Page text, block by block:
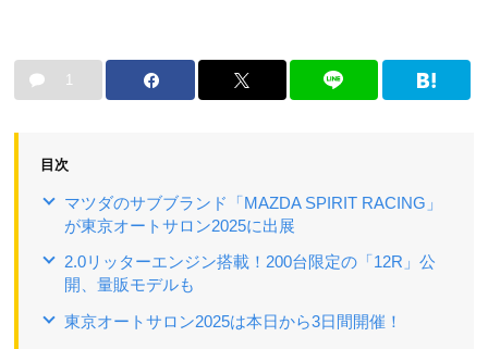
1
目次
マツダのサブブランド「MAZDA SPIRIT RACING」
が東京オートサロン2025に出展
2.0リッターエンジン搭載！200台限定の「12R」公
開、量販モデルも
東京オートサロン2025は本日から3日間開催！